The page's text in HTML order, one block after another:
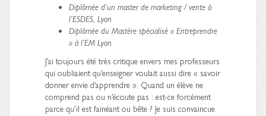
Diplômée d’un master de marketing / vente à
l’ESDES, Lyon
Diplômée du Mastère spécialisé « Entreprendre
» à l’EM Lyon
J’ai toujours été très critique envers mes professeurs
qui oubliaient qu’enseigner voulait aussi dire « savoir
donner envie d’apprendre ». Quand un élève ne
comprend pas ou n’écoute pas : est-ce forcément
parce qu’il est fainéant ou bête ? Je suis convaincue